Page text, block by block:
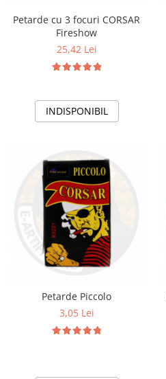
Petarde cu 3 focuri CORSAR
Fireshow
25,42 Lei
INDISPONIBIL
Petarde Piccolo
3,05 Lei